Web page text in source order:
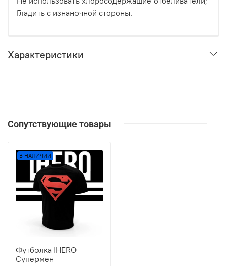
Гладить с изнаночной стороны.
Характеристики
Сопутствующие товары
В НАЛИЧИИ
Футболка IHERO
Супермен